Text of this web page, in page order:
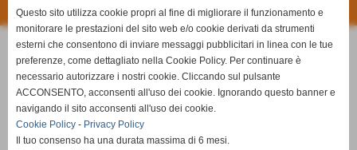
Realizzazione siti web www.sitoper.it
Questo sito utilizza cookie propri al fine di migliorare il funzionamento e
monitorare le prestazioni del sito web e/o cookie derivati da strumenti
esterni che consentono di inviare messaggi pubblicitari in linea con le tue
preferenze, come dettagliato nella Cookie Policy. Per continuare è
necessario autorizzare i nostri cookie. Cliccando sul pulsante
ACCONSENTO, acconsenti all'uso dei cookie. Ignorando questo banner e
navigando il sito acconsenti all'uso dei cookie.
Cookie Policy - Privacy Policy
Il tuo consenso ha una durata massima di 6 mesi.